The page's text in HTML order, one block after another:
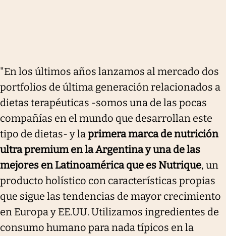
"En los últimos años lanzamos al mercado dos
portfolios de última generación relacionados a
dietas terapéuticas -somos una de las pocas
compañías en el mundo que desarrollan este
tipo de dietas- y laprimera marca de nutrición
ultra premium en la Argentina y una de las
mejores en Latinoamérica que es Nutrique, un
producto holístico con características propias
que sigue las tendencias de mayor crecimiento
en Europa y EE.UU. Utilizamos ingredientes de
consumo humano para nada típicos en la